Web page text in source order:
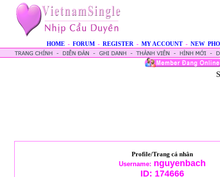
HOME - FORUM - REGISTER - MY ACCOUNT - NEW
Profile/Trang cá nhân
Username: nguyenbach
ID: 174666